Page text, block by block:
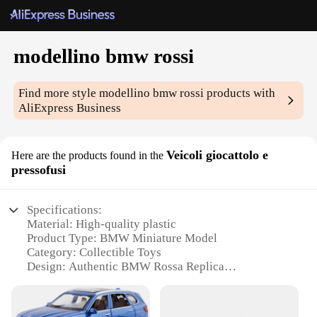
modellino bmw rossi
Find more stylemodellino bmw rossi products with
AliExpress Business
Here are the products found in the Veicoli giocattolo e
pressofusi
Specifications:
Material: High-quality plastic
Product Type: BMW Miniature Model
Category: Collectible Toys
Design: Authentic BMW Rossa Replica
Size: Compact, easily portable